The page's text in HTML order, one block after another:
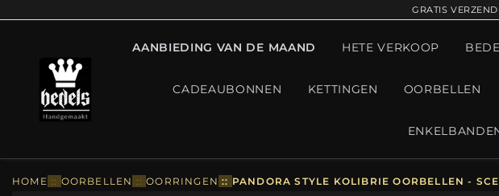
GRATIS
AANBIEDING VAN DE MAAND HETE VERKOOP
CADEAUBONNEN KETTINGEN OORBELLEN
HOME :: OORBELLEN ::OORRINGEN :: PANDORA STYLE KOLIBRIE OORBELLEN -